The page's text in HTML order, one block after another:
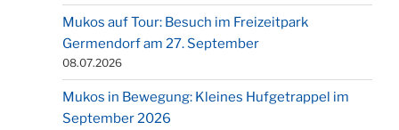
Mukos auf Tour: Besuch im Freizeitpark
Germendorf am 27. September
08.07.2026
Mukos in Bewegung: Kleines Hufgetrappel im
September 2026